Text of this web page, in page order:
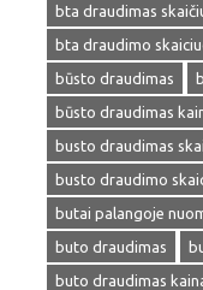
bta draudimas
bta draudimo
būsto draudimas
būsto draudimas
busto draudimas
busto draudimo
butai palangoje
buto draudimas
buto draudimas